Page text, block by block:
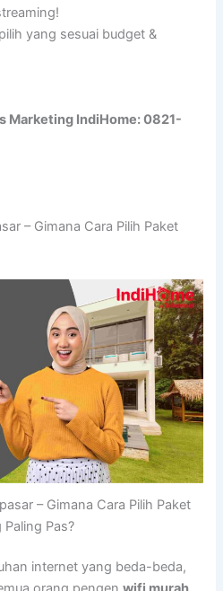
yang sesuai budget &
Marketing IndiHome: 0821-
– Gimana Cara Pilih Paket
– Gimana Cara Pilih Paket
Paling Pas?
internet yang beda-beda,